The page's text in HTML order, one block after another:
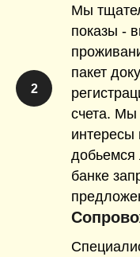
2
Мы
показы -
пакет
счета. Мы
интересы
добьемся
банке